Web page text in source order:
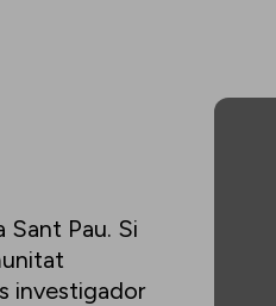
Sant Pau. Si
investigador